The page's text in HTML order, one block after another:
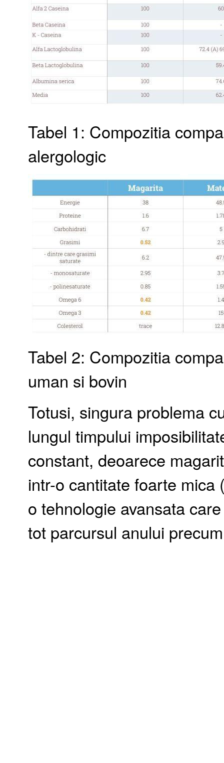
Tabel 1: Compozitia
alergologic
Tabel 2: Compozitia
uman si bovin
Totusi, singura problema
lungul timpului
constant, deoarece
intr-o cantitate foarte
o tehnologie avansata
tot parcursul anului